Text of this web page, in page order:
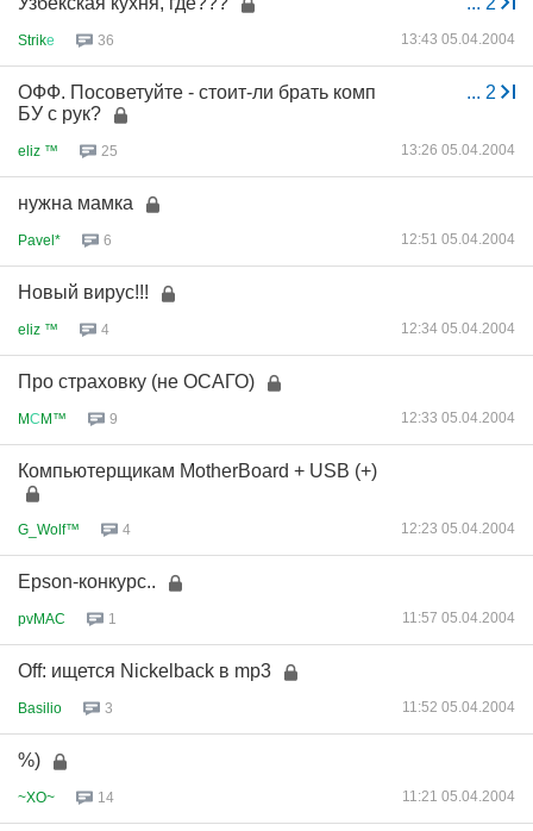
Strikе 36 13:43 05.04.2004
... 2
ОФФ. Посоветуйте - стоит-ли брать комп
БУ с рук?
eliz ™ 25 13:26 05.04.2004
нужна мамка
Pavel* 6 12:51 05.04.2004
Новый вирус!!!
eliz ™ 4 12:34 05.04.2004
Про страховку (не ОСАГО)
MСM™ 9 12:33 05.04.2004
Компьютерщикам MotherBoard + USB (+)
G_Wolf™ 4 12:23 05.04.2004
Epson-конкурс..
pvMAC 1 11:57 05.04.2004
Off: ищется Nickelback в mp3
Basilio 3 11:52 05.04.2004
%)
~XO~ 14 11:21 05.04.2004